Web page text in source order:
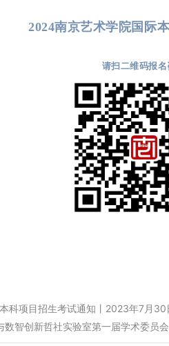
2024南京艺术学院国际
请扫二维码报名
科项目招生考试通知丨2023年7月30
数智创新哲社实验室第一届学术委员